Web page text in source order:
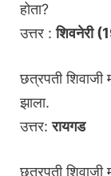
होता?
उत्तर :शिवनेरी
छत्रपती शिवाजी
झाला.
उत्तर:रायगड
छत्रपती शिवाजी